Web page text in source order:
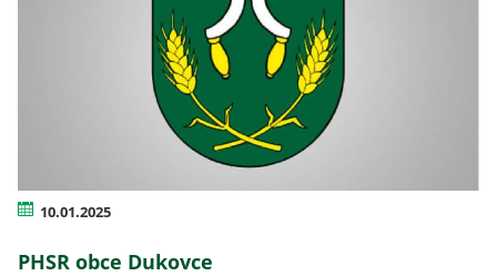
10.01.2025
PHSR obce Dukovce